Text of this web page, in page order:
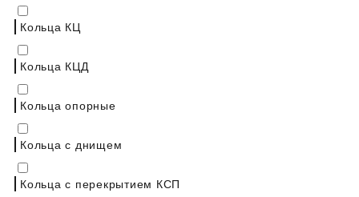
Кольца КЦ
Кольца КЦД
Кольца опорные
Кольца с днищем
Кольца с перекрытием КСП